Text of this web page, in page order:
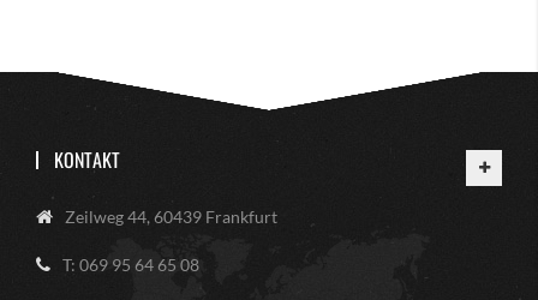
KONTAKT
Zeilweg 44, 60439 Frankfurt
T: 069 95 64 65 08